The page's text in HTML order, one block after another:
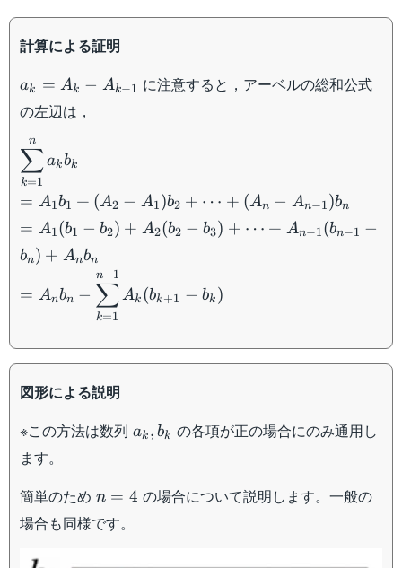
計算による証明
a_k=A_{k}-
A_{k-1}
ak = Ak − Ak−1 に注意すると，アーベルの総和公式
の左辺は，
\displaystyle\sum_{k=1}^na_kb_k\\
=A_1b_1+(A_2-A_1)b_2+\dots +
(A_n-A_{n-1})b_n\\ =A_1(b_1-
b_2)+A_2(b_2-b_3)+\dots +A_{n-
1}(b_{n-1}-b_{n})+A_nb_n\\
=A_nb_n-
\displaystyle\sum_{k=1}^{n-
1}A_k(b_{k+1}-b_k)
k=1
∑
n
akbk
= A1b1 + (A2 − A1)b2 + ⋯ + (An − An−1)bn
= A1(b1 − b2) + A2(b2 − b3) + ⋯ + An−1(bn−1 −
bn) + Anbn
= Anbn −
k=1
∑
n−1
Ak (bk+1 − bk )
図形による説明
※この方法は数列 a_k,b_k
ak , bk の各項が正の場合にのみ通用し
ます。
簡単のため n=4
n = 4 の場合について説明します。一般の
場合も同様です。